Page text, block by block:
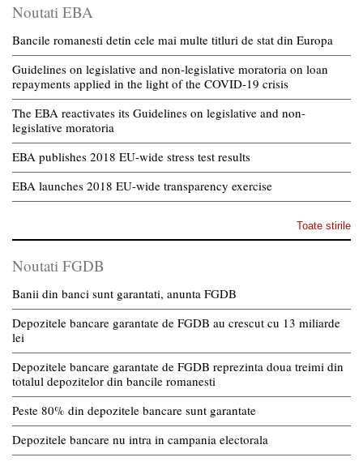
Noutati EBA
Bancile romanesti detin cele mai multe titluri de stat din Europa
Guidelines on legislative and non-legislative moratoria on loan
repayments applied in the light of the COVID-19 crisis
The EBA reactivates its Guidelines on legislative and non-
legislative moratoria
EBA publishes 2018 EU-wide stress test results
EBA launches 2018 EU-wide transparency exercise
Toate stirile
Noutati FGDB
Banii din banci sunt garantati, anunta FGDB
Depozitele bancare garantate de FGDB au crescut cu 13 miliarde
lei
Depozitele bancare garantate de FGDB reprezinta doua treimi din
totalul depozitelor din bancile romanesti
Peste 80% din depozitele bancare sunt garantate
Depozitele bancare nu intra in campania electorala